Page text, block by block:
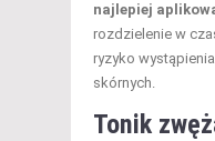
najlepiej
rozdzielenie w
ryzyko
skórnych.
Tonik